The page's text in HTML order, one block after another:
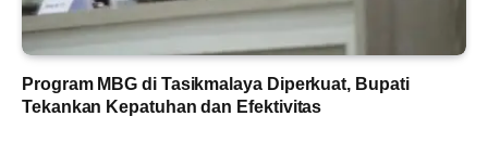
Program MBG di Tasikmalaya Diperkuat, Bupati
Tekankan Kepatuhan dan Efektivitas